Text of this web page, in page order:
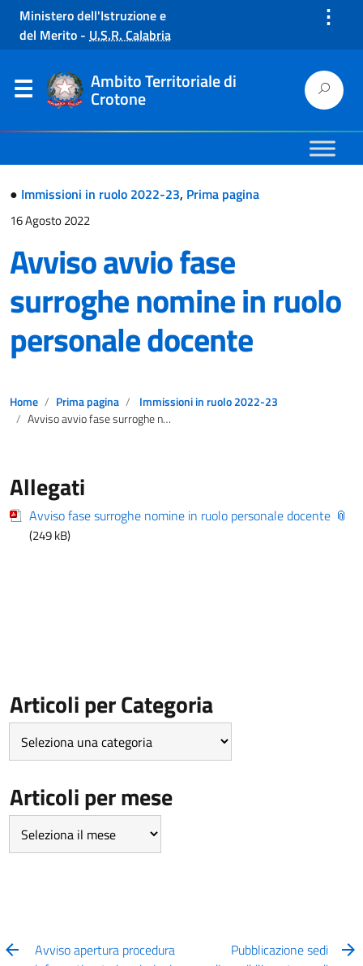
Ministero dell'Istruzione e
del Merito - U.S.R. Calabria
⋮
Ambito Territoriale di
Crotone
● Immissioni in ruolo 2022-23, Prima pagina
16 Agosto 2022
Avviso avvio fase
surroghe nomine in ruolo
personale docente
Home Prima pagina
Immissioni in ruolo 2022-23
Avviso avvio fase surroghe nomine in ruolo personale docente
Allegati
Avviso fase surroghe nomine in ruolo personale docente
(249 kB)
Articoli per Categoria
per
Articoli per mese
per
Avviso apertura procedura
Pubblicazione sedi